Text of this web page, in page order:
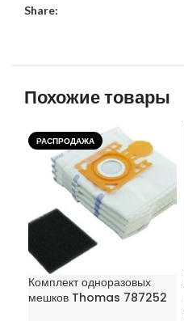
Share:
Похожие товары
РАСПРОДАЖА
Комплект одноразовых
мешков Thomas 787252